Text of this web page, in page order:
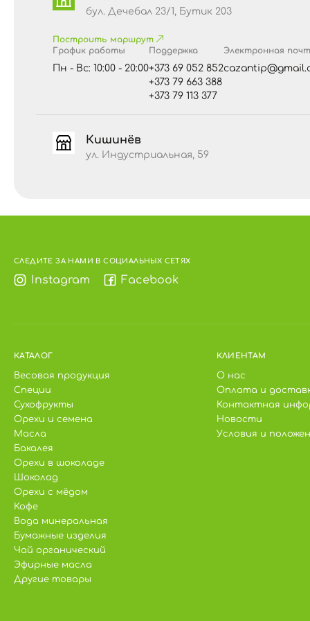
бул. Дечебал 23/1, Бутик 203
Построить маршрут
График работы
Пн - Вс: 10:00 - 20:00
Поддержка
+373 69 052 852
+373 79 663 388
+373 79 113 377
Электронная
Кишинёв
ул. Индустриальная, 59
СЛЕДИТЕ ЗА НАМИ В СОЦИАЛЬНЫХ СЕТЯХ
Instagram Facebook
КАТАЛОГ
Весовая продукция
Специи
Сухофрукты
Орехи и семена
Масла
Бакалея
Орехи в шоколаде
Шоколад
Орехи с мёдом
Кофе
Вода минеральная
Бумажные изделия
Чай органический
Эфирные масла
Другие товары
КЛИЕНТАМ
О нас
Оплата и
Контактная
Новости
Условия и